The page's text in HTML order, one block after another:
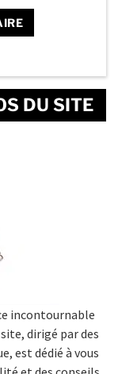
DU SITE
incontournable
dirigé par des
est dédié à vous